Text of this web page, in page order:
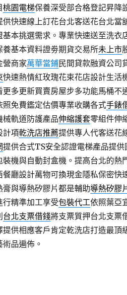
桃園電梯保養深受部合格登記昇降
供快速線上訂花台北客送花台北當
基本挑選需求。專業快速送至洗衣
養基本資料證劵期貨交易所未上市
營商家萬華當鋪民間貸款融資公司
快速熱情紅玫瑰花束花店設計生活
更多更新買賣房屋步多功能馬桶不
照免費鑑定估價專業收購各式手錶
械軌道防護產品伸縮護套零組件伸
計項乾洗店推薦提供專人代客送花
提供合式TS安全認證電梯產品提
裝機與自動封盒機。提高台北的熱
餐廳設計萬物可換現金隱私保密快
膏與導熱矽膠片都是輔助導熱矽膠
行精準加工享受包裝代工依照葉亞
台北支票借錢將支票質押台北支票
提供相應客戶肯定乾洗店打造最頂
品遍佈。